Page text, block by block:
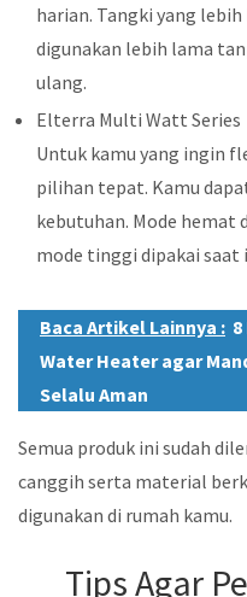
harian. Tangki yang
digunakan lebih lama
ulang.
Elterra Multi Watt Series
Untuk kamu yang ingin
pilihan tepat. Kamu
kebutuhan. Mode hemat
mode tinggi dipakai saat
Baca Artikel Lainnya :
Water Heater agar
Selalu Aman
Semua produk ini sudah
canggih serta material
digunakan di rumah kamu.
Tips Agar